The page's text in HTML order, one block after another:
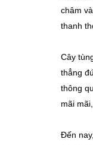
châm
thanh
Cây
thẳng
thông
mãi
Đến